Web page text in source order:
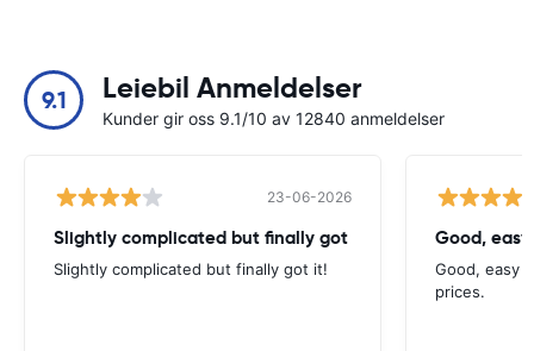
9.1 Leiebil Anmeldelser
Kunder gir oss 9.1/10 av 12840 anmeldelser
23-06-2026
Slightly complicated but finally got
Slightly complicated but finally got it!
Good,
Good, easy
prices.